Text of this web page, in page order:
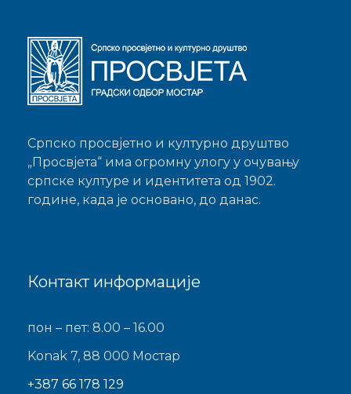
Српско просвјетно и културно друштво
„Просвјета“ има огромну улогу у очувању
српске културе и идентитета од 1902.
године, када је основано, до данас.
Контакт информације
пон – пет: 8.00 – 16.00
Konak 7, 88 000 Мостар
+387 66 178 129